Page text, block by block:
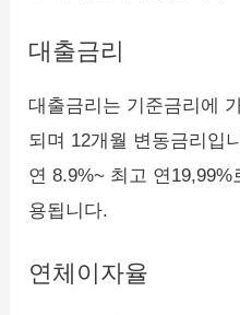
대출금리
대출금리는 기준금리에
되며 12개월 변동금리입
연 8.9%~ 최고 연
용됩니다.
연체이자율